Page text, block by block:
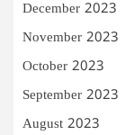
December 2023
November 2023
October 2023
September 2023
August 2023